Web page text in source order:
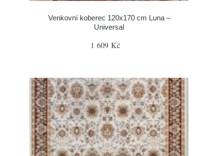
Venkovní koberec 120x170 cm Luna –
Universal
1 609 Kč